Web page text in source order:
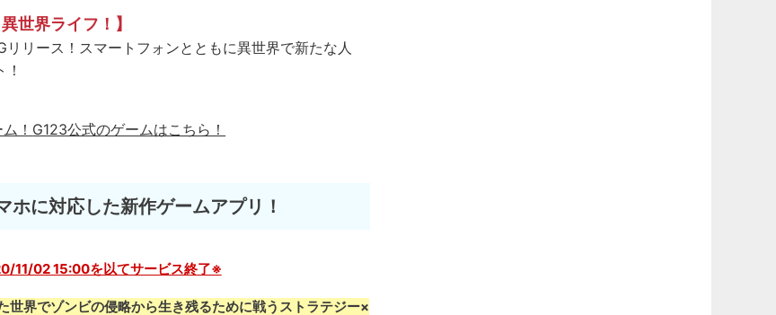
世界ライフ！】
リリース！スマートフォンとともに異世界で新たな人
！ G123公式のゲームはこちら！
ホに対応した新作ゲームアプリ！
11/02 15:00を以てサービス終了※
世界でゾンビの侵略から生き残るために戦うストラテジー×